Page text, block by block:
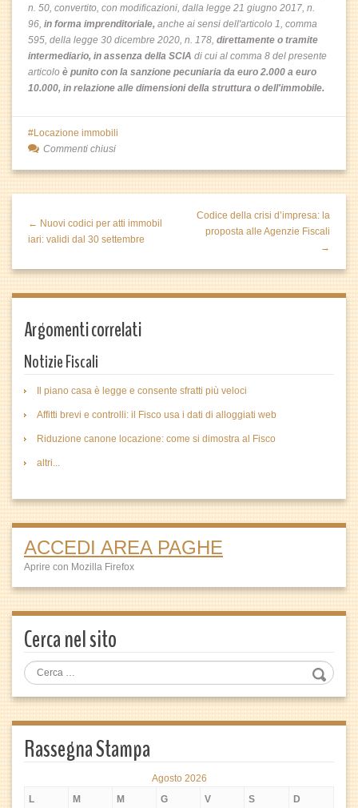
n. 50, convertito, con modificazioni, dalla legge 21 giugno 2017, n.
96, in forma imprenditoriale, anche ai sensi dell'articolo 1, comma
595, della legge 30 dicembre 2020, n. 178, direttamente o tramite
intermediario, in assenza della SCIA di cui al comma 8 del presente
articolo è punito con la sanzione pecuniaria da euro 2.000 a euro
10.000, in relazione alle dimensioni della struttura o dell'immobile.
Locazione immobili
Commenti chiusi
← Nuovi codici per atti immobil
iari: validi dal 30 settembre
Codice della crisi d’impresa: la
proposta alle Agenzie Fiscali
→
Argomenti correlati
Notizie Fiscali
Il piano casa è legge e consente sfratti più veloci
Affitti brevi e controlli: il Fisco usa i dati di alloggiati web
Riduzione canone locazione: come si dimostra al Fisco
altri...
ACCEDI AREA PAGHE
Aprire con Mozilla Firefox
Cerca nel sito
Rassegna Stampa
Agosto 2026
L
M M G V S D